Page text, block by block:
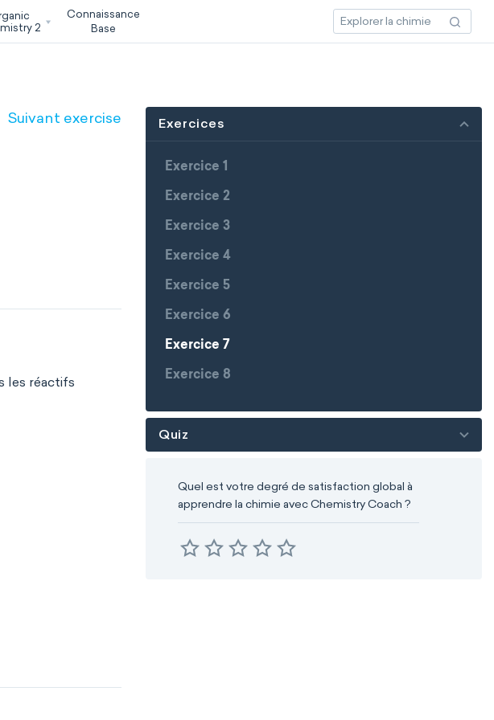
2
Connaissance
Base
Suivant exercise
les réactifs
Exercices
Exercice 1
Exercice 2
Exercice 3
Exercice 4
Exercice 5
Exercice 6
Exercice 7
Exercice 8
Quiz
Quel est votre degré de satisfaction global à
apprendre la chimie avec Chemistry Coach ?